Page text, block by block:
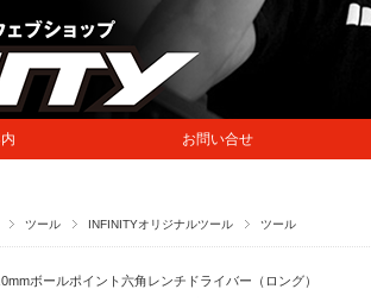
お問い合せ
ツール INFINITYオリジナルツール ツール
ボールポイント六角レンチドライバー（ロング）